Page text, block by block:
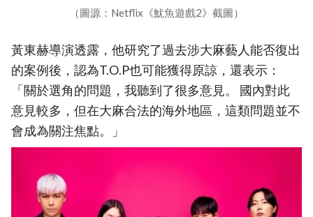
（圖源：Netflix《魷魚遊戲2》截圖）
黃東赫導演透露，他研究了過去涉大麻藝人能否復出
的案例後，認為T.O.P也可能獲得原諒，還表示：
「關於選角的問題，我聽到了很多意見。 國內對此
意見較多，但在大麻合法的海外地區，這類問題並不
會成為關注焦點。」